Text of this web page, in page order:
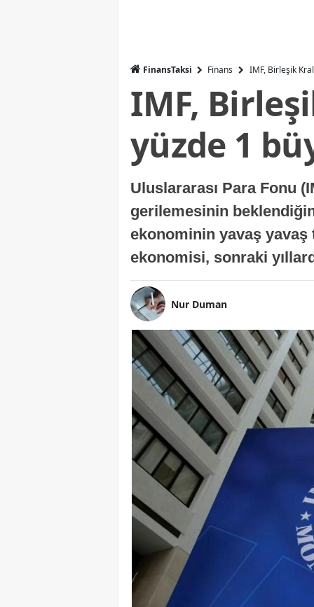
FinansTaksi Finans IMF, Birleşik
IMF,
yüzde 1
Uluslararası Para Fonu
gerilemesinin
ekonominin yavaş yavaş
ekonomisi, sonraki
Nur Duman